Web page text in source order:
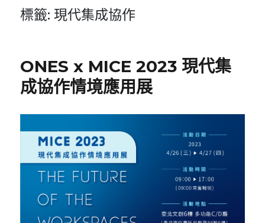
標籤:現代集成協作
ONES x MICE 2023 現代集
成協作情境應用展